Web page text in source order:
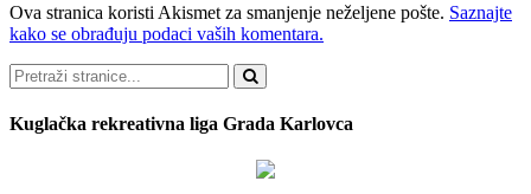
Ova stranica koristi Akismet za smanjenje neželjene pošte. Saznajte
kako se obrađuju podaci vaših komentara.
Pretraži
Kuglačka rekreativna liga Grada Karlovca